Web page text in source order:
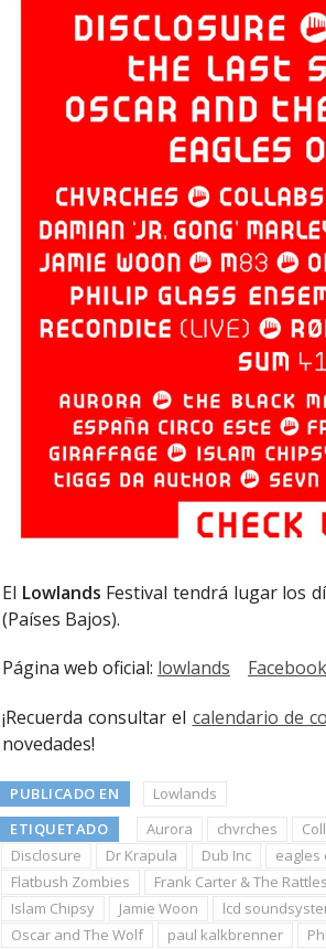
El Lowlands Festival tendrá lugar los
(Países Bajos).
Página web oficial: lowlands Facebook
¡Recuerda consultar el calendario de
novedades!
PUBLICADO EN
Lowlands
ETIQUETADO
Aurora chvrches
Disclosure
Dr Krapula Dub Inc eagles
Flatbush Zombies
Frank Carter & The
Islam Chipsy
Jamie Woon lcd
Oscar and The Wolf
paul kalkbrenner